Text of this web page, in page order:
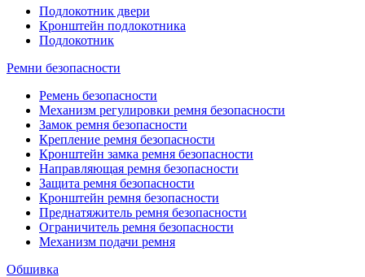
Подлокотник двери
Кронштейн подлокотника
Подлокотник
Ремни безопасности
Ремень безопасности
Механизм регулировки ремня безопасности
Замок ремня безопасности
Крепление ремня безопасности
Кронштейн замка ремня безопасности
Направляющая ремня безопасности
Защита ремня безопасности
Кронштейн ремня безопасности
Преднатяжитель ремня безопасности
Ограничитель ремня безопасности
Механизм подачи ремня
Обшивка